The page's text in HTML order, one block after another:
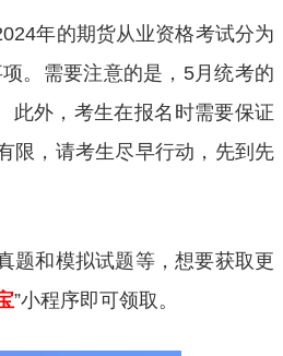
年的期货从业资格考试分为
。需要注意的是，5月统考的
此外，考生在报名时需要保证
限，请考生尽早行动，先到先
题和模拟试题等，想要获取更
”小程序即可领取。